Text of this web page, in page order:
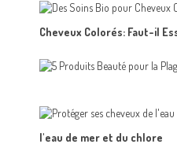
Cheveux Colorés: Faut-il
l'eau de mer et du chlore